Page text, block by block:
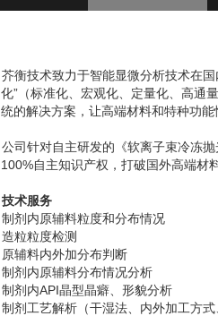
芥衡技术致力于智能显微分析技术在
化”（标准化、宏观化、定量化、高通
统的解决方案，让高端材料和特种功能
公司针对自主研发的《软离子束冷冻
100%自主知识产权，打破国外高端材
技术服务
制剂内原辅料粒度和分布情况
造粒粒度检测
原辅料内外加分布判断
制剂内原辅料分布情况分析
制剂内API晶型晶癖、形貌分析
制剂工艺解析（干湿法、内外加工方式